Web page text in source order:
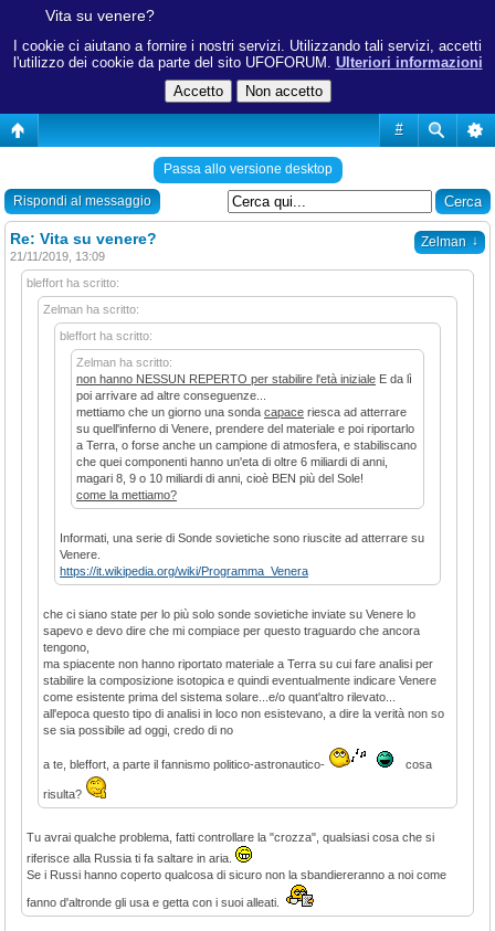
I cookie ci aiutano a fornire i nostri servizi. Utilizzando tali servizi, accetti
l'utilizzo dei cookie da parte del sito UFOFORUM. Ulteriori informazioni
#
Vita su venere?
Passa allo versione desktop
Rispondi al messaggio
Zelman ↓
Re: Vita su venere?
21/11/2019, 13:09
bleffort ha scritto:
Zelman ha scritto:
bleffort ha scritto:
Zelman ha scritto:
non hanno NESSUN REPERTO per stabilire l'età iniziale E da lì
poi arrivare ad altre conseguenze...
mettiamo che un giorno una sonda capace riesca ad atterrare
su quell'inferno di Venere, prendere del materiale e poi riportarlo
a Terra, o forse anche un campione di atmosfera, e stabiliscano
che quei componenti hanno un'eta di oltre 6 miliardi di anni,
magari 8, 9 o 10 miliardi di anni, cioè BEN più del Sole!
come la mettiamo?
Informati, una serie di Sonde sovietiche sono riuscite ad atterrare su
Venere.
https://it.wikipedia.org/wiki/Programma_Venera
che ci siano state per lo più solo sonde sovietiche inviate su Venere lo
sapevo e devo dire che mi compiace per questo traguardo che ancora
tengono,
ma spiacente non hanno riportato materiale a Terra su cui fare analisi per
stabilire la composizione isotopica e quindi eventualmente indicare Venere
come esistente prima del sistema solare...e/o quant'altro rilevato...
all'epoca questo tipo di analisi in loco non esistevano, a dire la verità non so
se sia possibile ad oggi, credo di no
a te, bleffort, a parte il fannismo politico-astronautico- cosa
risulta?
Tu avrai qualche problema, fatti controllare la "crozza", qualsiasi cosa che si
riferisce alla Russia ti fa saltare in aria.
Se i Russi hanno coperto qualcosa di sicuro non la sbandiereranno a noi come
fanno d'altronde gli usa e getta con i suoi alleati.